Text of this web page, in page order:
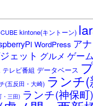
kintone(キントーン)
WordPress ア
ェット グルメ ゲー
テレビ番組 データベース
(五反田・大崎) ランチ(
・三田) ランチ(神保町)